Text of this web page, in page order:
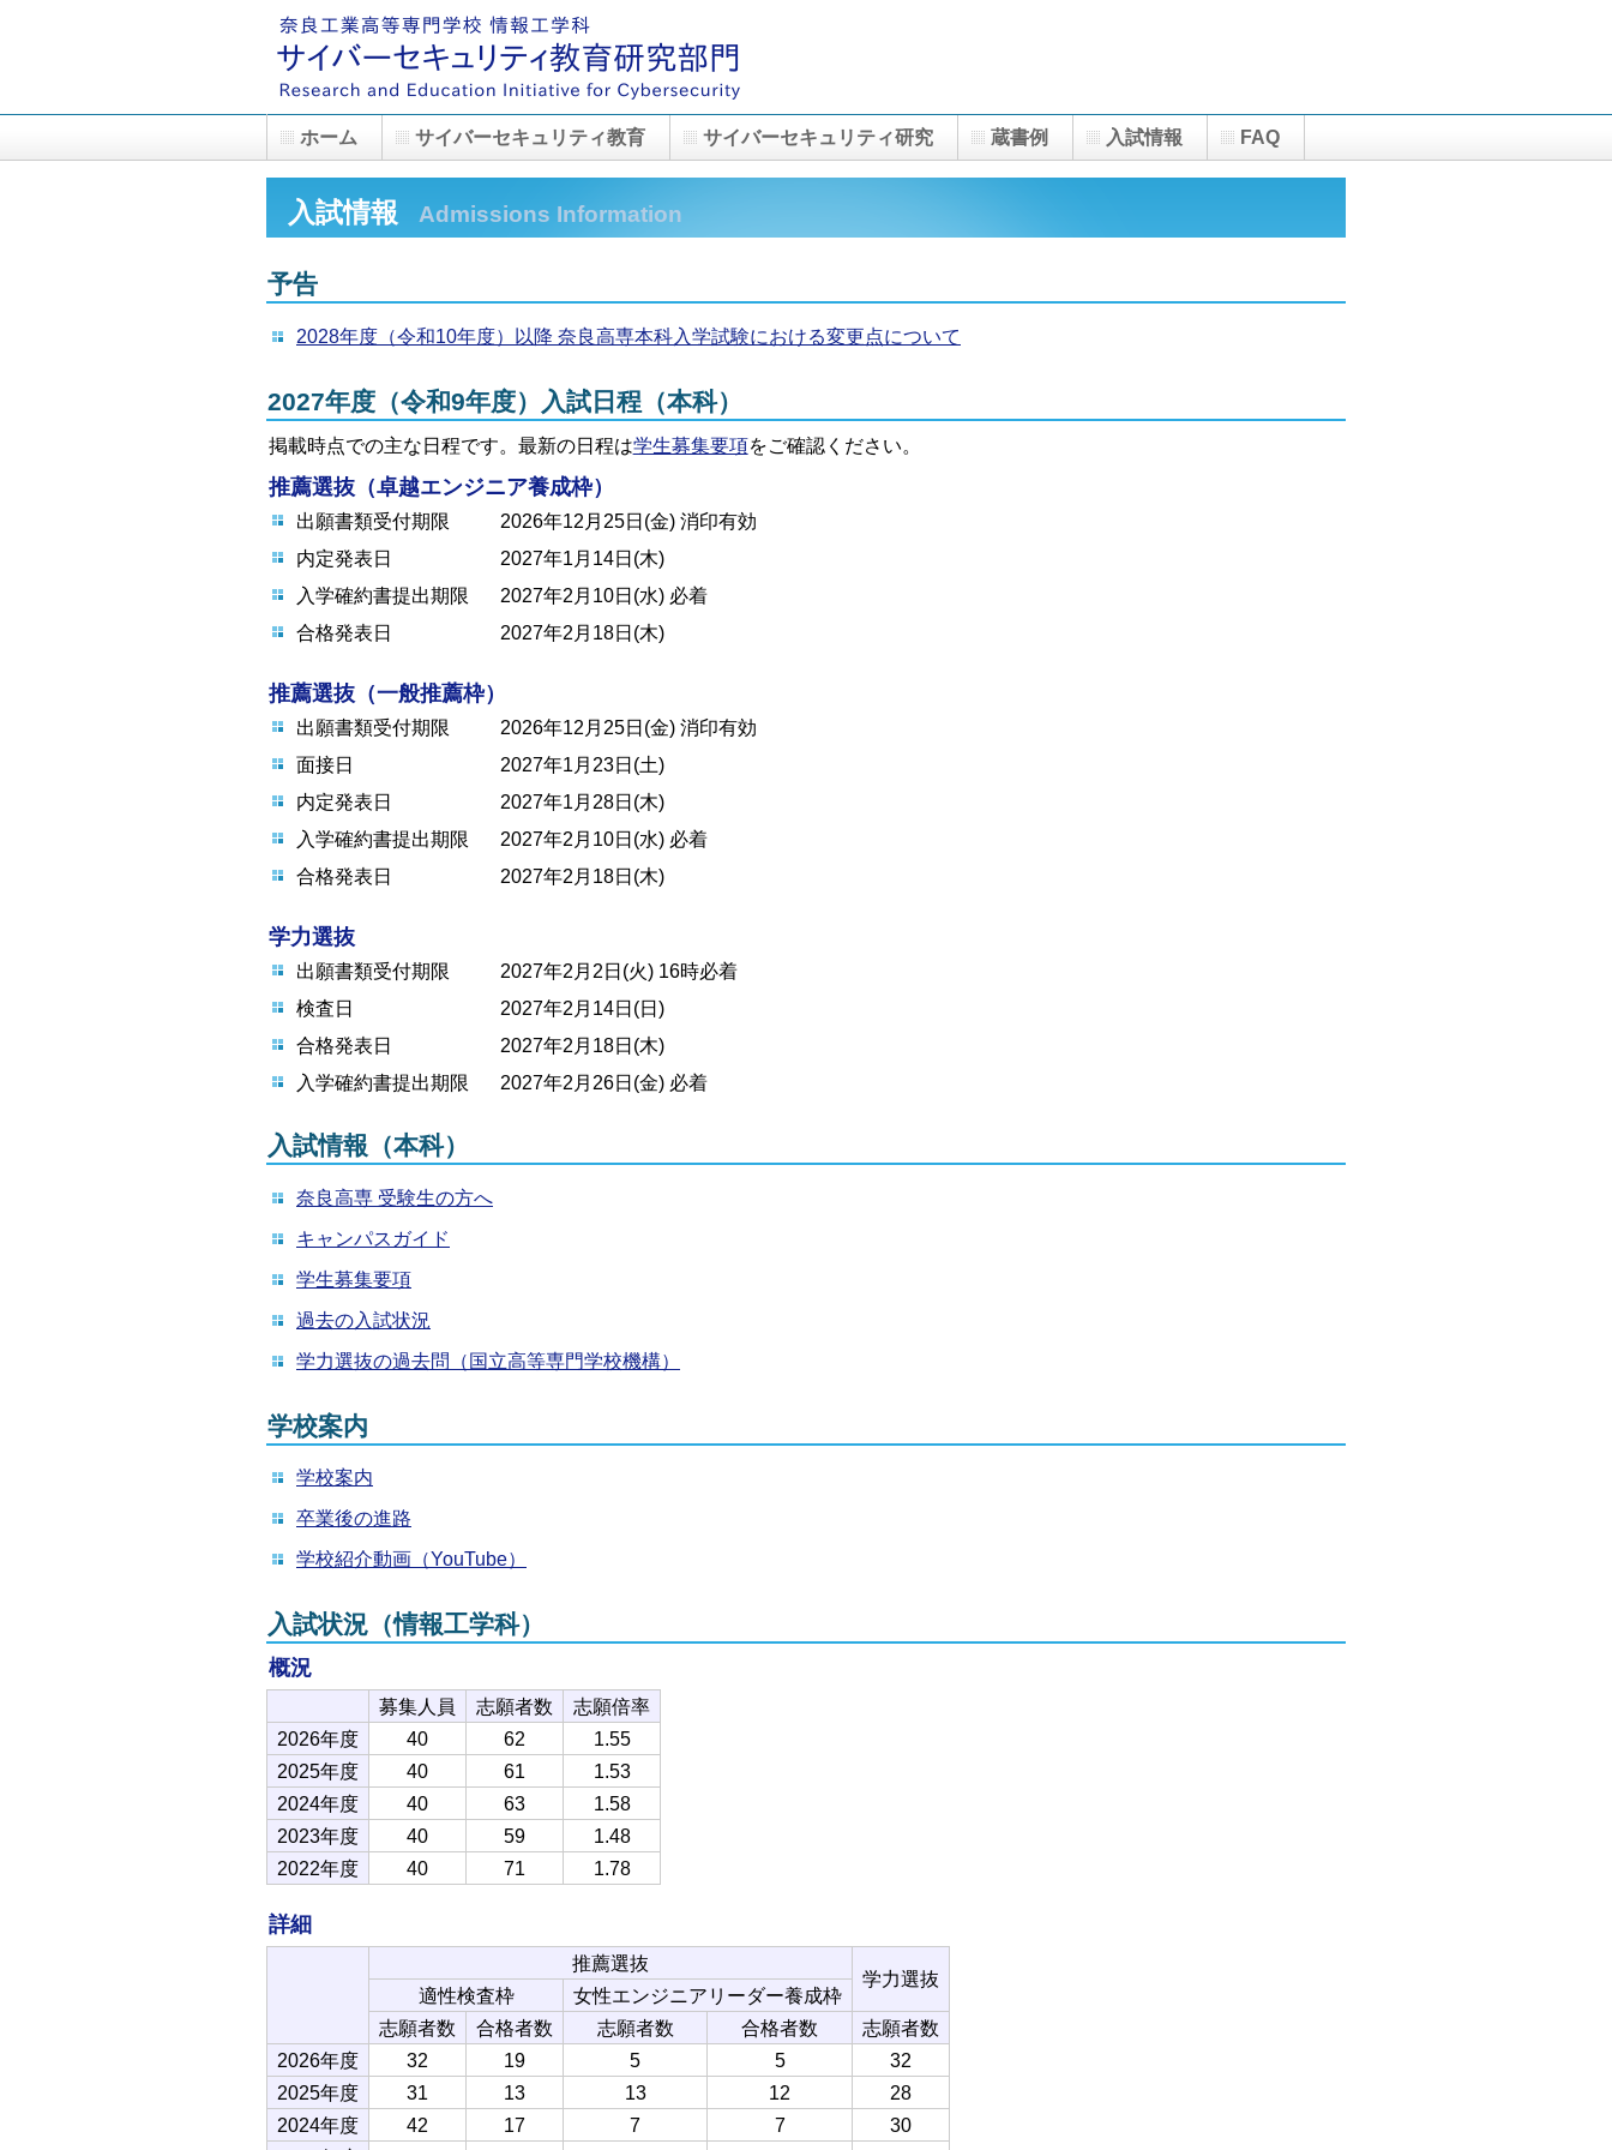
入試情報 Admissions Information
予告
2028年度（令和10年度）以降 奈良高専本科入学試験における変更点について
2027年度（令和9年度）入試日程（本科）
掲載時点での主な日程です。最新の日程は学生募集要項をご確認ください。
推薦選抜（卓越エンジニア養成枠）
出願書類受付期限
2026年12月25日(金) 消印有効
内定発表日
2027年1月14日(木)
入学確約書提出期限
2027年2月10日(水) 必着
合格発表日
2027年2月18日(木)
推薦選抜（一般推薦枠）
出願書類受付期限
2026年12月25日(金) 消印有効
面接日
2027年1月23日(土)
内定発表日
2027年1月28日(木)
入学確約書提出期限
2027年2月10日(水) 必着
合格発表日
2027年2月18日(木)
学力選抜
出願書類受付期限
2027年2月2日(火) 16時必着
検査日
2027年2月14日(日)
合格発表日
2027年2月18日(木)
入学確約書提出期限
2027年2月26日(金) 必着
入試情報（本科）
奈良高専 受験生の方へ
キャンパスガイド
学生募集要項
過去の入試状況
学力選抜の過去問（国立高等専門学校機構）
学校案内
学校案内
卒業後の進路
学校紹介動画（YouTube）
入試状況（情報工学科）
概況
募集人員 志願者数
志願倍率
2026年度
40 62
1.55
2025年度
40 61
1.53
2024年度
40 63
1.58
2023年度
40 59
1.48
2022年度
40 71 1.78
詳細
推薦選抜
学力選抜
適性検査枠
女性エンジニアリーダー養成枠
志願者数
合格者数 志願者数 合格者数
志願者数
2026年度
32 19 5 5
32
2025年度
31 13 13 12
28
2024年度
42 17 7 7
30
ホーム サイバーセキュリティ教育 サイバーセキュリティ研究 蔵書例 入試情報 FAQ